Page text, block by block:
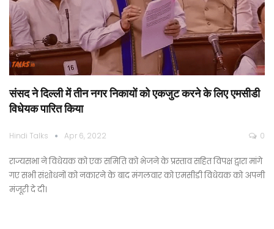
संसद ने दिल्ली में तीन नगर निकायों को एकजुट करने के लिए एमसीडी
विधेयक पारित किया
Hindi Talks Apr 6, 2022 0
राज्यसभा ने विधेयक को एक समिति को भेजने के प्रस्ताव सहित विपक्ष द्वारा मांगे
गए सभी संशोधनों को नकारने के बाद मंगलवार को एमसीडी विधेयक को अपनी
मंजूरी दे दी।